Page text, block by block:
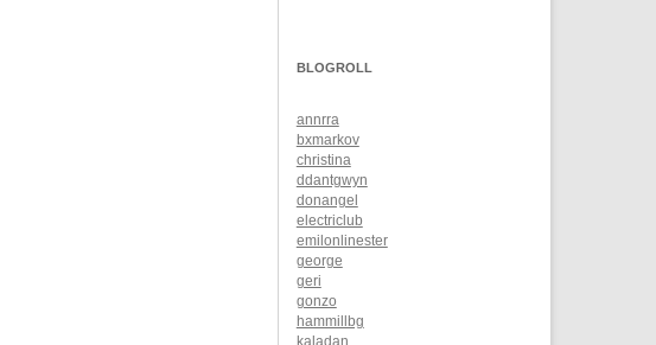
BLOGROLL
annrra
bxmarkov
christina
ddantgwyn
donangel
electriclub
emilonlinester
george
geri
gonzo
hammillbg
kaladan